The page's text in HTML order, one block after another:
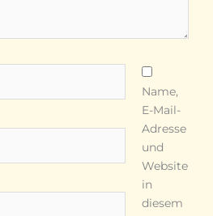
Name,
E-Mail-
Adresse
und
Website
in
diesem